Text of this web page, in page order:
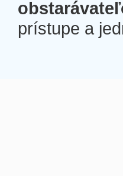
prístupe a